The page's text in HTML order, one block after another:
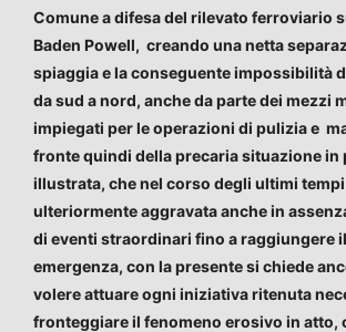
Comune a difesa del rilevato ferroviario
Baden Powell, creando una netta
spiaggia e la conseguente impossibilità
da sud a nord, anche da parte dei mezzi
impiegati per le operazioni di pulizia e
fronte quindi della precaria situazione in
illustrata, che nel corso degli ultimi tempi
ulteriormente aggravata anche in
di eventi straordinari fino a raggiungere
emergenza, con la presente si chiede
volere attuare ogni iniziativa ritenuta
fronteggiare il fenomeno erosivo in atto,